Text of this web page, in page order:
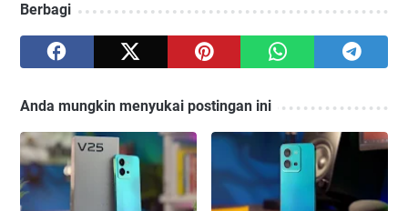
Berbagi
Anda mungkin menyukai postingan ini